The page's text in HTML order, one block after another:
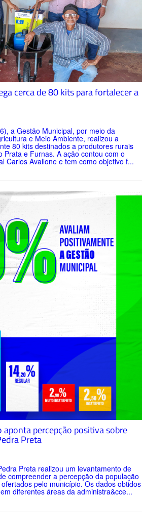
cerca de 80 kits para fortalecer a
a Gestão Municipal, por meio da
e Meio Ambiente, realizou a
80 kits destinados a produtores rurais
Prata e Furnas. A ação contou com o
Carlos Avallone e tem como objetivo f...
aponta percepção positiva sobre
Preta
Preta realizou um levantamento de
compreender a percepção da população
pelo município. Os dados obtidos
diferentes áreas da administra&cce...